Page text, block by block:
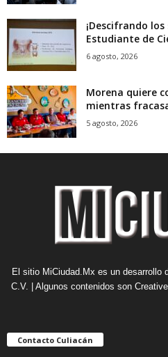
¡Descifrando los
Estudiante de
6 agosto, 2026
Morena quiere
mientras
5 agosto, 2026
El sitio MiCiudad.Mx es un desarrollo
C.V. | Algunos contenidos son
Contacto Culiacán